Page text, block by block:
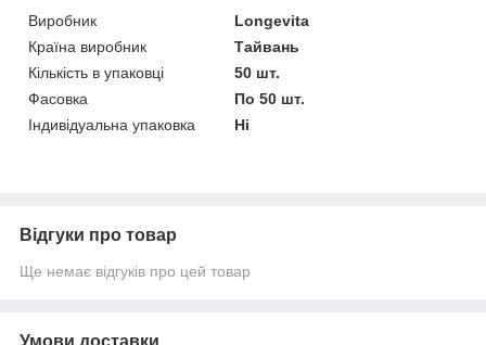
Виробник
Longevita
Країна виробник
Тайвань
Кількість в упаковці
50 шт.
Фасовка
По 50 шт.
Індивідуальна упаковка
Ні
Відгуки про товар
Ще немає відгуків про цей товар
Умови доставки